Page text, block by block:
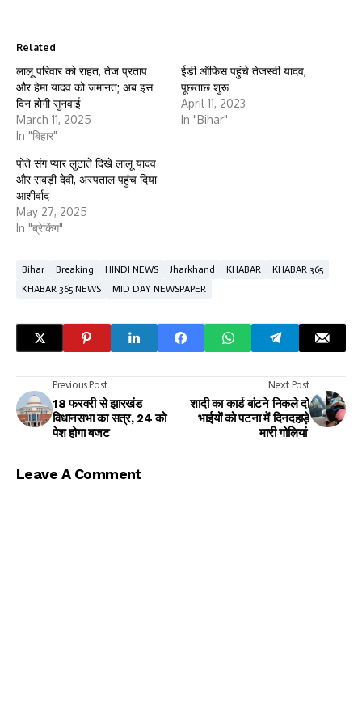
Related
लालू परिवार को राहत, तेज प्रताप
और हेमा यादव को जमानत; अब इस
दिन होगी सुनवाई
March 11, 2025
In "बिहार"
ईडी ऑफिस पहुंचे तेजस्वी यादव,
पूछताछ शुरू
April 11, 2023
In "Bihar"
पोते संग प्यार लुटाते दिखे लालू यादव
और राबड़ी देवी, अस्पताल पहुंच दिया
आशीर्वाद
May 27, 2025
In "ब्रेकिंग"
Bihar Breaking HINDI NEWS Jharkhand KHABAR
KHABAR 365
KHABAR 365 NEWS
MID DAY NEWSPAPER
Previous Post
18 फरवरी से झारखंड
विधानसभा का सत्र, 24 को
पेश होगा बजट
Next Post
शादी का कार्ड बांटने निकले दो
भाईयों को पटना में दिनदहाड़े
मारी गोलियां
Leave A Comment